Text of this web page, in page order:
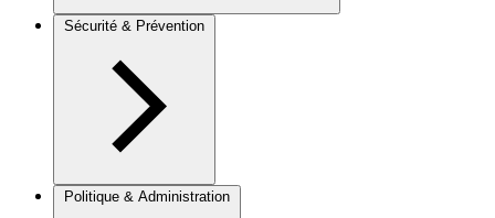
Sécurité & Prévention
Politique & Administration